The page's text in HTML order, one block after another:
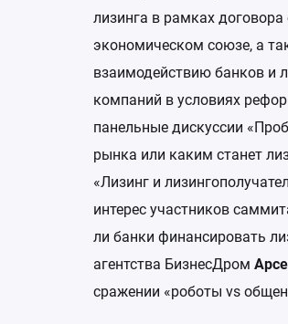
лизинга в рамках
экономическом союзе, а
взаимодействию банков и
компаний в условиях
панельные дискуссии
рынка или каким станет
«Лизинг и
интерес участников
ли банки финансировать
агентства БизнесДром
сражении «роботы vs